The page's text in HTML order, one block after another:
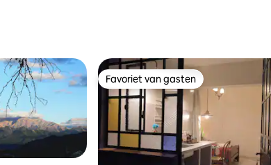
Favoriet van gasten
Favoriet van gasten